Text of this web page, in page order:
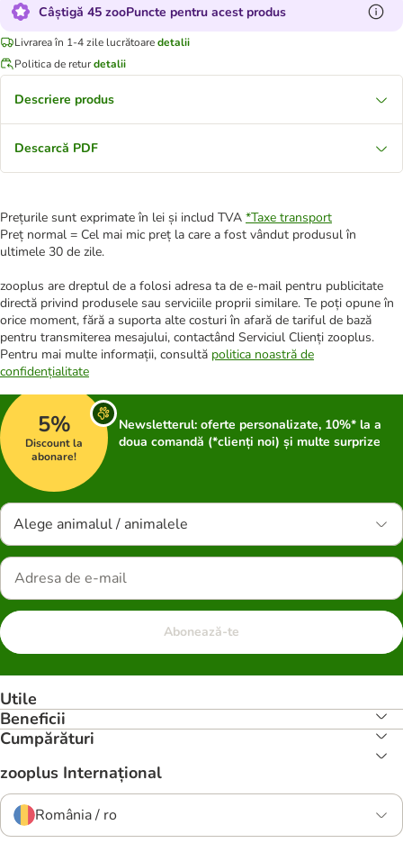
Câștigă 45 zooPuncte pentru acest produs
Livrarea în 1-4 zile lucrătoaredetalii
Politica de returdetalii
Descriere produs
Descarcă PDF
Prețurile sunt exprimate în lei și includ TVA *Taxe transport
Preț normal = Cel mai mic preț la care a fost vândut produsul în
ultimele 30 de zile.
zooplus are dreptul de a folosi adresa ta de e-mail pentru publicitate
directă privind produsele sau serviciile proprii similare. Te poți opune în
orice moment, fără a suporta alte costuri în afară de tariful de bază
pentru transmiterea mesajului, contactând Serviciul Clienți zooplus.
Pentru mai multe informații, consultă politica noastră de
confidențialitate
5%
Discount la
abonare!
Newsletterul: oferte personalizate, 10%* la a
doua comandă (*clienți noi) și multe surprize
Alege animalul / animalele
Abonează-te
Utile
Beneficii
Cumpărături
zooplus Internațional
România / ro